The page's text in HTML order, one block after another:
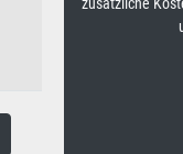
zusätzliche